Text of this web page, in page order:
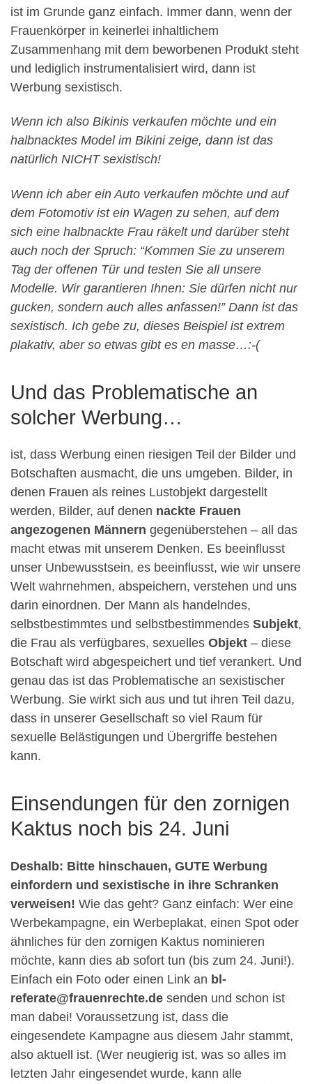
ist im Grunde ganz einfach. Immer dann, wenn der
Frauenkörper in keinerlei inhaltlichem
Zusammenhang mit dem beworbenen Produkt steht
und lediglich instrumentalisiert wird, dann ist
Werbung sexistisch.
Wenn ich also Bikinis verkaufen möchte und ein
halbnacktes Model im Bikini zeige, dann ist das
natürlich NICHT sexistisch!
Wenn ich aber ein Auto verkaufen möchte und auf
dem Fotomotiv ist ein Wagen zu sehen, auf dem
sich eine halbnackte Frau räkelt und darüber steht
auch noch der Spruch: “Kommen Sie zu unserem
Tag der offenen Tür und testen Sie all unsere
Modelle. Wir garantieren Ihnen: Sie dürfen nicht nur
gucken, sondern auch alles anfassen!” Dann ist das
sexistisch. Ich gebe zu, dieses Beispiel ist extrem
plakativ, aber so etwas gibt es en masse…:-(
Und das Problematische an
solcher Werbung…
ist, dass Werbung einen riesigen Teil der Bilder und
Botschaften ausmacht, die uns umgeben. Bilder, in
denen Frauen als reines Lustobjekt dargestellt
werden, Bilder, auf denen nackte Frauen
angezogenen Männern gegenüberstehen – all das
macht etwas mit unserem Denken. Es beeinflusst
unser Unbewusstsein, es beeinflusst, wie wir unsere
Welt wahrnehmen, abspeichern, verstehen und uns
darin einordnen. Der Mann als handelndes,
selbstbestimmtes und selbstbestimmendes Subjekt,
die Frau als verfügbares, sexuelles Objekt – diese
Botschaft wird abgespeichert und tief verankert. Und
genau das ist das Problematische an sexistischer
Werbung. Sie wirkt sich aus und tut ihren Teil dazu,
dass in unserer Gesellschaft so viel Raum für
sexuelle Belästigungen und Übergriffe bestehen
kann.
Einsendungen für den zornigen
Kaktus noch bis 24. Juni
Deshalb: Bitte hinschauen, GUTE Werbung
einfordern und sexistische in ihre Schranken
verweisen! Wie das geht? Ganz einfach: Wer eine
Werbekampagne, ein Werbeplakat, einen Spot oder
ähnliches für den zornigen Kaktus nominieren
möchte, kann dies ab sofort tun (bis zum 24. Juni!).
Einfach ein Foto oder einen Link an bl-
referate@frauenrechte.de senden und schon ist
man dabei! Voraussetzung ist, dass die
eingesendete Kampagne aus diesem Jahr stammt,
also aktuell ist. (Wer neugierig ist, was so alles im
letzten Jahr eingesendet wurde, kann alle